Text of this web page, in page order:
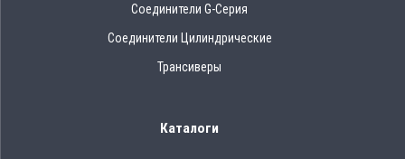
Соединители G-Серия
Соединители Цилиндрические
Трансиверы
Каталоги